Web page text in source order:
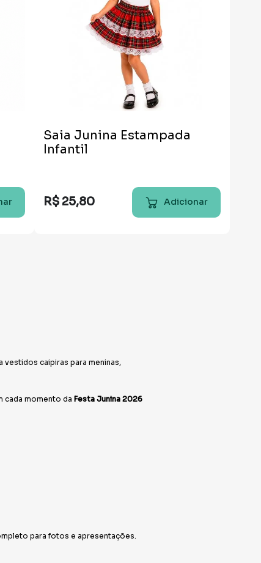
Saia Junina Estampada
Infantil
R$ 25,80 Adicionar
caipiras para meninas,
cada momento da Festa Junina 2026
para fotos e apresentações.